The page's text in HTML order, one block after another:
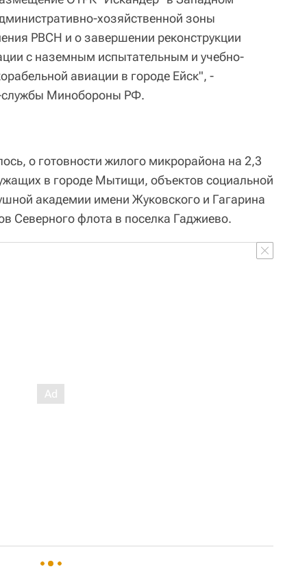
хозяйственной зоны
РВСН и о завершении реконструкции
с наземным испытательным и учебно-
авиации в городе Ейск", -
службы Минобороны РФ.
о готовности жилого микрорайона на 2,3
в городе Мытищи, объектов социальной
академии имени Жуковского и Гагарина
Северного флота в поселка Гаджиево.